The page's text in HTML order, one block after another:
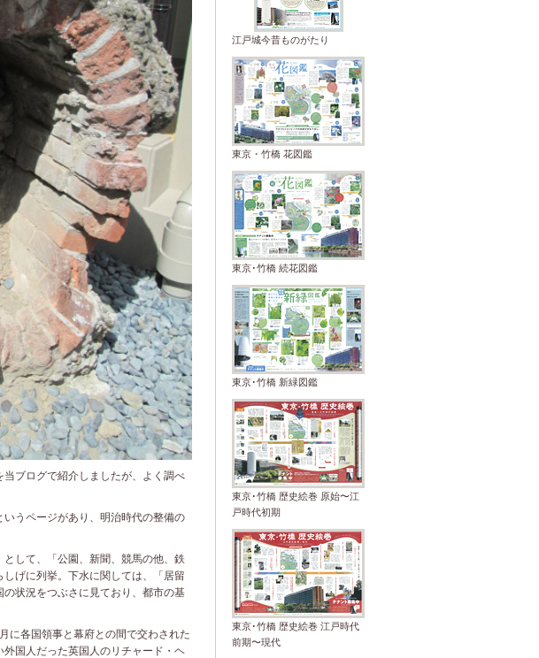
ブログで紹介しましたが、よく調べ
うページがあり、明治時代の整備の
して、「公園、新聞、競馬の他、鉄
げに列挙。下水に関しては、「居留
状況をつぶさに見ており、都市の基
に各国領事と幕府との間で交わされた
外国人だった英国人のリチャード・ヘ
江戸城今昔ものがたり
東京・竹橋 花図鑑
東京･竹橋 続花図鑑
東京･竹橋 新緑図鑑
東京･竹橋 歴史絵巻 原始〜江
戸時代初期
東京･竹橋 歴史絵巻 江戸時代
前期〜現代